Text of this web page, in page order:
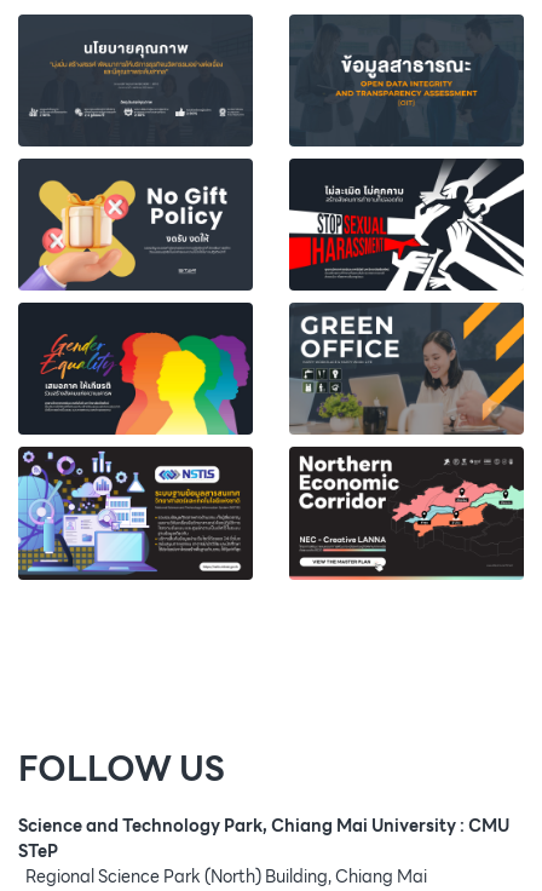
FOLLOW US
Science and Technology Park, Chiang Mai University : CMU
STeP
Regional Science Park (North) Building, Chiang Mai